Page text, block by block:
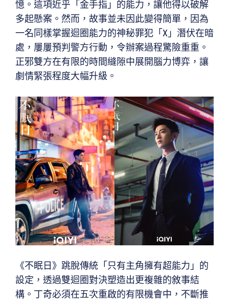
憶。這項近乎「金手指」的能力，讓他得以破解
多起懸案。然而，故事並未因此變得簡單，因為
一名同樣掌握迴圈能力的神秘罪犯「X」潛伏在暗
處，屢屢預判警方行動，令辦案過程驚險重重。
正邪雙方在有限的時間縫隙中展開腦力博弈，讓
劇情緊張程度大幅升級。
《不眠日》跳脫傳統「只有主角擁有超能力」的
設定，透過雙迴圈對決塑造出更複雜的敘事結
構。丁奇必須在五次重啟的有限機會中，不斷推